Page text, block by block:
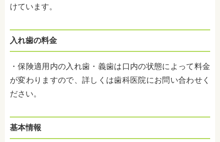
けています。
入れ歯の料金
・保険適用内の入れ歯・義歯は口内の状態によって料金
が変わりますので、詳しくは歯科医院にお問い合わせく
ださい。
基本情報